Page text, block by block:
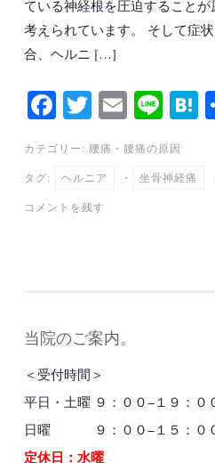
ている神経根を圧迫すること
考えられています。 そして症
合、ヘルニ […]
Fa
ce
bo
ok
T
wi
tte
r
E
m
ail
Li
ne
カテゴリー: 腰痛 ・ 腰痛の原因
タグ: ヘルニア ・ 坐骨神経痛
コメントを残す
当院のご案内。
＜受付時間＞
平日・土曜 ９：００−１９：０
日曜 ９：００−１５：０
定休日：水曜